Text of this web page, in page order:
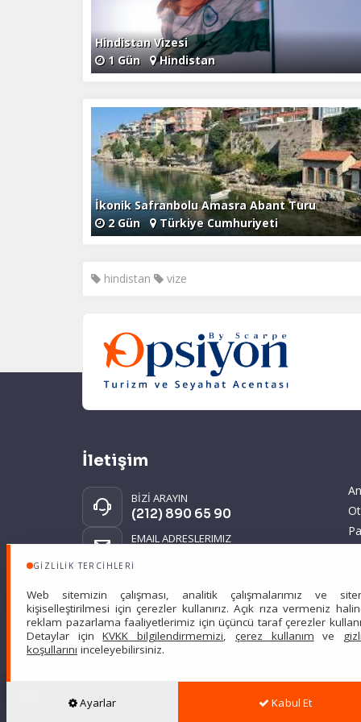
GIZLILIK TERCIHLERI
Web sitemizin çalışması, analitik çalışmalarımız ve
kişiselleştirilmesi için çerezler kullanırız. Açık rıza vermeniz
reklam pazarlama faaliyetlerimiz için üçüncü taraf çerezler
Detaylar içinKVKK bilgilendirmemizi, çerez kullanım ve
koşullarını inceleyebilirsiniz.
Ayarlar Kabul Et
Hindistan Vizesi
1 Gün Hindistan
İkonik Safranbolu Amasra Abant Turu
2 Gün Türkiye Cumhuriyeti
hindistan vize
İletişim
BİZİ ARAYIN
(212) 890 65 90
EMAIL ADRESLERIMIZ
MİTHATPAŞA MAH.
DİSPANSER SOK. NO:2-4/5
KEMERBURGAZ
EYÜPSULTAN İSTANBUL
Sitemizde anılan tüm fiyatlar,
Scarpe Turizm Seyahat Acentası Türsab: 7607 • Hizmet